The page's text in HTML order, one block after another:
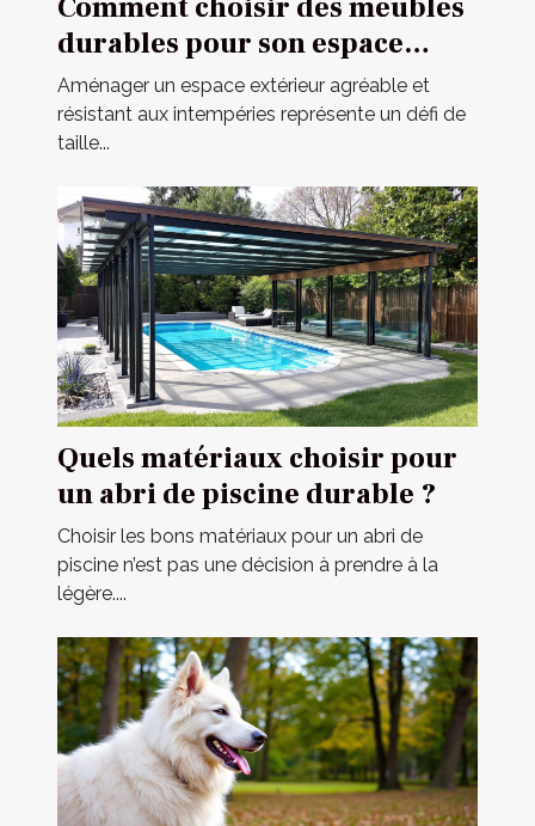
Comment choisir des meubles
durables pour son espace
extérieur ?
Aménager un espace extérieur agréable et
résistant aux intempéries représente un défi de
taille...
Quels matériaux choisir pour
un abri de piscine durable ?
Choisir les bons matériaux pour un abri de
piscine n’est pas une décision à prendre à la
légère....